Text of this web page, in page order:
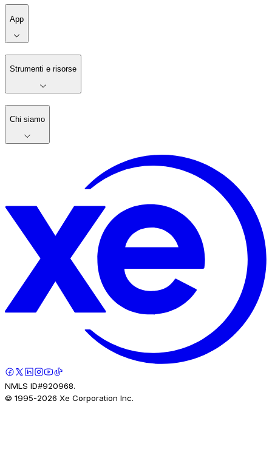
App
Strumenti e risorse
Chi siamo
NMLS ID#920968.
© 1995-2026 Xe Corporation Inc.